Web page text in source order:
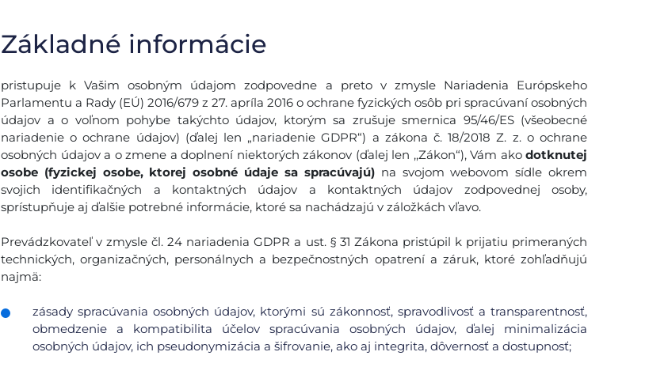
Základné informácie
pristupuje k Vašim osobným údajom zodpovedne a preto v zmysle Nariadenia Európskeho
Parlamentu a Rady (EÚ) 2016/679 z 27. apríla 2016 o ochrane fyzických osôb pri spracúvaní osobných
údajov a o voľnom pohybe takýchto údajov, ktorým sa zrušuje smernica 95/46/ES (všeobecné
nariadenie o ochrane údajov) (ďalej len „nariadenie GDPR“) a zákona č. 18/2018 Z. z. o ochrane
osobných údajov a o zmene a doplnení niektorých zákonov (ďalej len ,,Zákon“), Vám ako dotknutej
osobe (fyzickej osobe, ktorej osobné údaje sa spracúvajú)na svojom webovom sídle okrem
svojich identifikačných a kontaktných údajov a kontaktných údajov zodpovednej osoby,
sprístupňuje aj ďalšie potrebné informácie, ktoré sa nachádzajú v záložkách vľavo.
Prevádzkovateľ v zmysle čl. 24 nariadenia GDPR a ust. § 31 Zákona pristúpil k prijatiu primeraných
technických, organizačných, personálnych a bezpečnostných opatrení a záruk, ktoré zohľadňujú
najmä:
zásady spracúvania osobných údajov, ktorými sú zákonnosť, spravodlivosť a transparentnosť,
obmedzenie a kompatibilita účelov spracúvania osobných údajov, ďalej minimalizácia
osobných údajov, ich pseudonymizácia a šifrovanie, ako aj integrita, dôvernosť a dostupnosť;